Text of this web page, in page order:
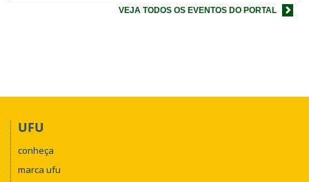
VEJA TODOS OS EVENTOS DO PORTAL
UFU
conheça
marca ufu